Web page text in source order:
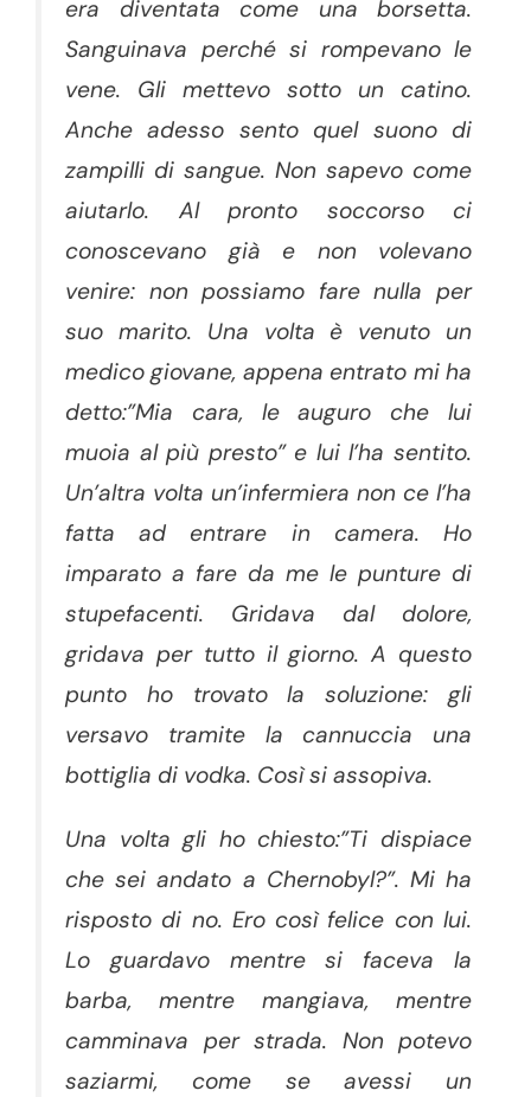
era diventata come una borsetta.
Sanguinava perché si rompevano le
vene. Gli mettevo sotto un catino.
Anche adesso sento quel suono di
zampilli di sangue. Non sapevo come
aiutarlo. Al pronto soccorso ci
conoscevano già e non volevano
venire: non possiamo fare nulla per
suo marito. Una volta è venuto un
medico giovane, appena entrato mi ha
detto:”Mia cara, le auguro che lui
muoia al più presto” e lui l’ha sentito.
Un’altra volta un’infermiera non ce l’ha
fatta ad entrare in camera. Ho
imparato a fare da me le punture di
stupefacenti. Gridava dal dolore,
gridava per tutto il giorno. A questo
punto ho trovato la soluzione: gli
versavo tramite la cannuccia una
bottiglia di vodka. Così si assopiva.
Una volta gli ho chiesto:”Ti dispiace
che sei andato a Chernobyl?”. Mi ha
risposto di no. Ero così felice con lui.
Lo guardavo mentre si faceva la
barba, mentre mangiava, mentre
camminava per strada. Non potevo
saziarmi, come se avessi un